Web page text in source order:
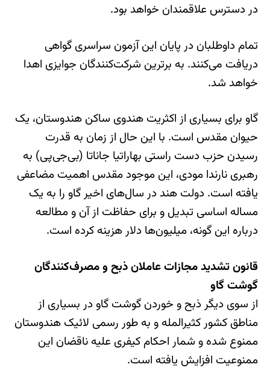
در دسترس علاقمندان خواهد بود.
تمام داوطلبان در پایان این آزمون سراسری گواهی
دریافت می‌کنند. به برترین‌ شرکت‌کنندگان جوایزی اهدا
خواهد شد.
گاو برای بسیاری از اکثریت هندوی ساکن هندوستان، یک
حیوان مقدس است. با این حال از زمان به قدرت
رسیدن حزب دست راستی بهاراتیا جاناتا (بی‌جی‌پی) به
رهبری نارندا مودی، این موجود مقدس اهمیت مضاعفی
یافته است. دولت هند در سال‌های اخیر گاو را به یک
مساله اساسی تبدیل و برای حفاظت از آن و مطالعه
درباره این گونه، میلیون‌ها دلار هزینه کرده است.
قانون تشدید مجازات عاملان ذبح و مصرف‌کنندگان
گوشت گاو
از سوی دیگر ذبح و خوردن گوشت گاو در بسیاری از
مناطق کشور کثیرالمله و به طور رسمی لائیک هندوستان
ممنوع شده و شمار احکام کیفری علیه ناقضان این
ممنوعیت افزایش یافته است.